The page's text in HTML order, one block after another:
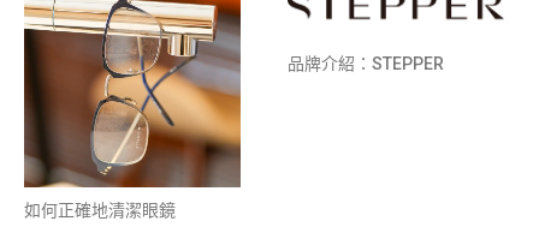
如何正確地清潔眼鏡
品牌介紹：STEPPER